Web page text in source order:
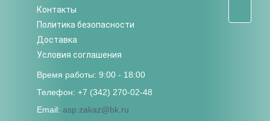
Контакты
Политика безопасности
Доставка
Условия соглашения
Время работы: 9:00 - 18:00
Телефон: +7 (342) 270-02-48
Email:asp.zakaz@bk.ru